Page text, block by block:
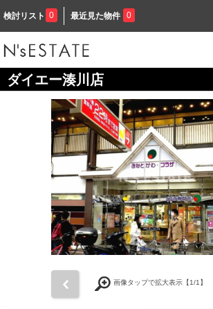
検討リスト 0 最近見た物件 0
ダイエー湊川店
画像タップで拡大表示【1/1】